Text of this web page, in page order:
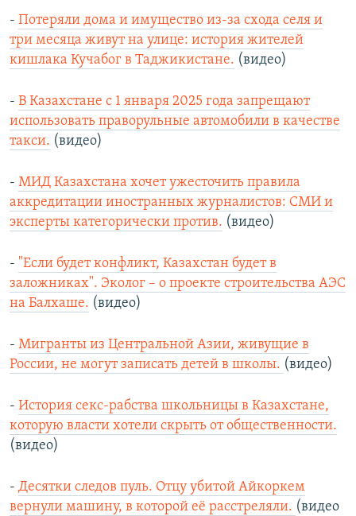
- Потеряли дома и имущество из-за схода селя и
три месяца живут на улице: история жителей
кишлака Кучабог в Таджикистане. (видео)
- В Казахстане с 1 января 2025 года запрещают
использовать праворульные автомобили в качестве
такси. (видео)
- МИД Казахстана хочет ужесточить правила
аккредитации иностранных журналистов: СМИ и
эксперты категорически против. (видео)
- "Если будет конфликт, Казахстан будет в
заложниках". Эколог – о проекте строительства АЭС
на Балхаше. (видео)
- Мигранты из Центральной Азии, живущие в
России, не могут записать детей в школы. (видео)
- История секс-рабства школьницы в Казахстане,
которую власти хотели скрыть от общественности.
(видео)
- Десятки следов пуль. Отцу убитой Айкоркем
вернули машину, в которой её расстреляли. (видео